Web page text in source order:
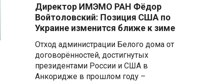
Директор ИМЭМО РАН Фёдор
Войтоловский: Позиция США по
Украине изменится ближе к зиме
Отход администрации Белого дома от
договорённостей, достигнутых
президентами России и США в
Анкоридже в прошлом году –